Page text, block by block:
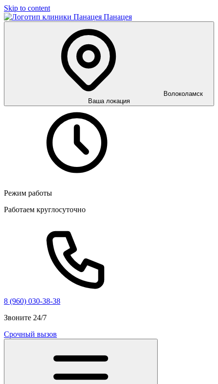
Skip to content
Панацея
Волоколамск
Ваша локация
Режим работы
Работаем круглосуточно
8 (960) 030-38-38
Звоните 24/7
Срочный вызов